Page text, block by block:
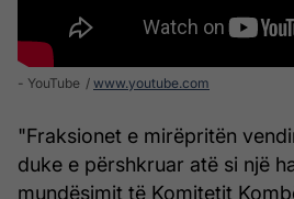
- YouTube www.youtube.com
"Fraksionet e mirëpritën
duke e përshkruar atë si një
mundësimit të Komitetit